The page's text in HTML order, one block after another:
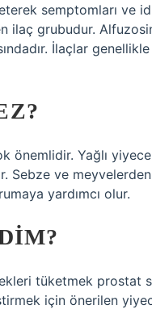
semptomları ve
ilaç grubudur.
İlaçlar
önemlidir. Yağlı
Sebze ve
yardımcı olur.
tüketmek prostat
için önerilen